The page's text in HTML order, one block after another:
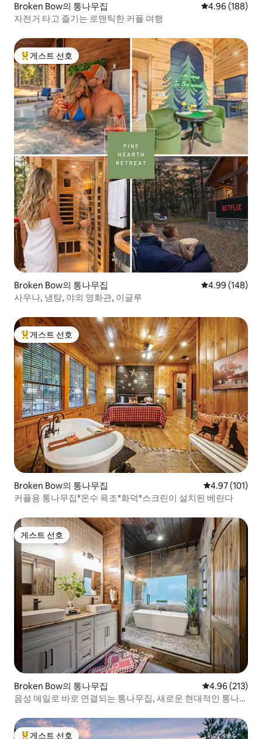
Broken Bow의 통나무집 평점 4.96점(5
4.96 (188)
자전거 타고 즐기는 로맨틱한 커플 여행
상위 게스트 선호
게스트 선호
Broken Bow의 통나무집 평점 4.99점(5
4.99 (148)
사우나, 냉탕, 야외 영화관, 이글루
상위 게스트 선호
게스트 선호
Broken Bow의 통나무집 평점 4.97점(5
4.97 (101)
커플용 통나무집*온수 욕조*화덕*스크린이 설치된 베란다
게스트 선호
게스트 선호
Broken Bow의 통나무집 평점 4.96점(5
4.96 (213)
음성 메일로 바로 연결되는 통나무집, 새로운 현대적인 통나무
게스트 선호